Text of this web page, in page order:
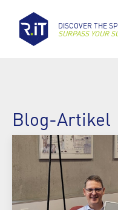
DISCOVER THE
SURPASS YOUR
Blog-Artikel